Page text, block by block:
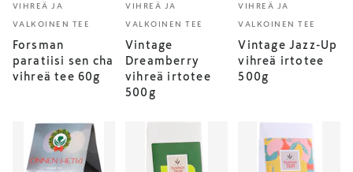
VIHREÄ JA
VALKOINEN TEE
Forsman
paratiisi sen cha
vihreä tee 60g
VIHREÄ JA
VALKOINEN TEE
Vintage
Dreamberry
vihreä irtotee
500g
VIHREÄ JA
VALKOINEN TEE
Vintage Jazz-Up
vihreä irtotee
500g